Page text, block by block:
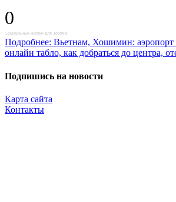
0
Социальные кнопки для Joomla
Подробнее: Вьетнам, Хошимин:
онлайн табло, как добраться до центра,
Подпишись на новости
Карта сайта
Контакты